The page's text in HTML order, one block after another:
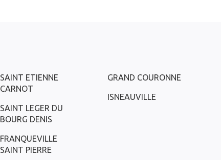
SAINT ETIENNE
CARNOT
SAINT LEGER DU
BOURG DENIS
FRANQUEVILLE
SAINT PIERRE
GRAND COURONNE
ISNEAUVILLE